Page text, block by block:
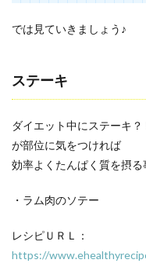
では見ていきましょう♪
ステーキ
ダイエット中にステーキ
が部位に気をつければ
効率よくたんぱく質を摂る
・ラム肉のソテー
レシピＵＲＬ：
https://